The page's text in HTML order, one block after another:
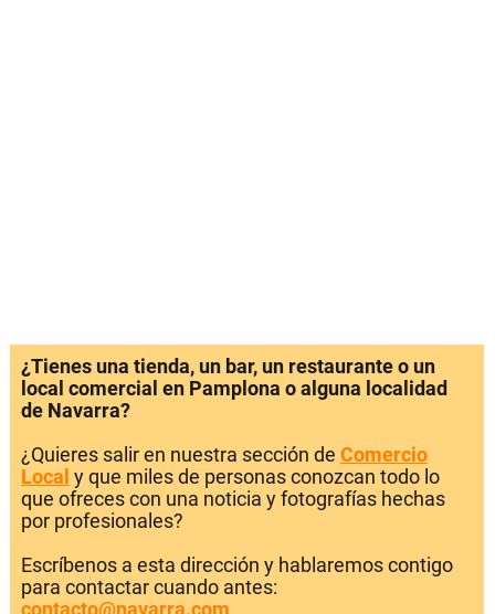
¿Tienes una tienda, un bar, un restaurante o un
local comercial en Pamplona o alguna localidad
de Navarra?
¿Quieres salir en nuestra sección de Comercio
Local y que miles de personas conozcan todo lo
que ofreces con una noticia y fotografías hechas
por profesionales?
Escríbenos a esta dirección y hablaremos contigo
para contactar cuando antes:
contacto@navarra.com